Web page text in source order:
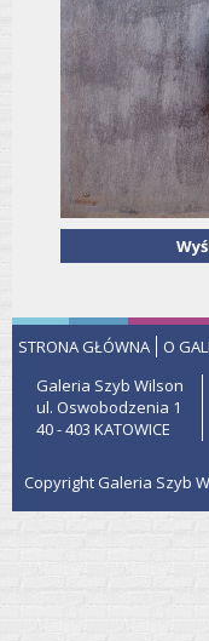
STRONA GŁÓWNA O
Galeria Szyb Wilson
ul. Oswobodzenia 1
40 - 403 KATOWICE
Copyright Galeria Szyb